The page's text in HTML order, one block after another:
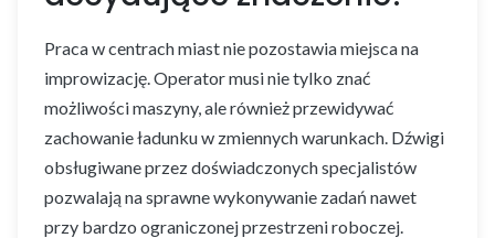
Praca w centrach miast nie pozostawia miejsca na
improwizację. Operator musi nie tylko znać
możliwości maszyny, ale również przewidywać
zachowanie ładunku w zmiennych warunkach. Dźwigi
obsługiwane przez doświadczonych specjalistów
pozwalają na sprawne wykonywanie zadań nawet
przy bardzo ograniczonej przestrzeni roboczej.